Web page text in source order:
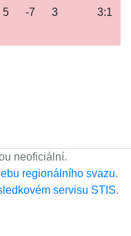
5 -7 3 3:1
neoficiální.
regionálního svazu.
servisu STIS.